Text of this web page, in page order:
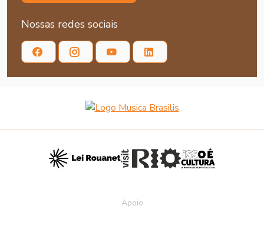
Nossas redes sociais
Apoio